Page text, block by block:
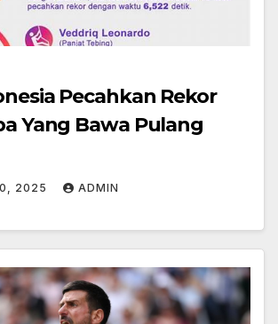
Pecahkan Rekor
Yang Bawa Pulang
2025 ADMIN